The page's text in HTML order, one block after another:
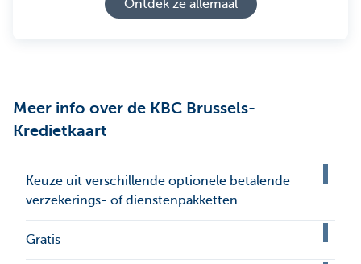
Ontdek ze allemaal
Meer info over de KBC Brussels-
Kredietkaart
Keuze uit verschillende optionele betalende
verzekerings- of dienstenpakketten
Gratis